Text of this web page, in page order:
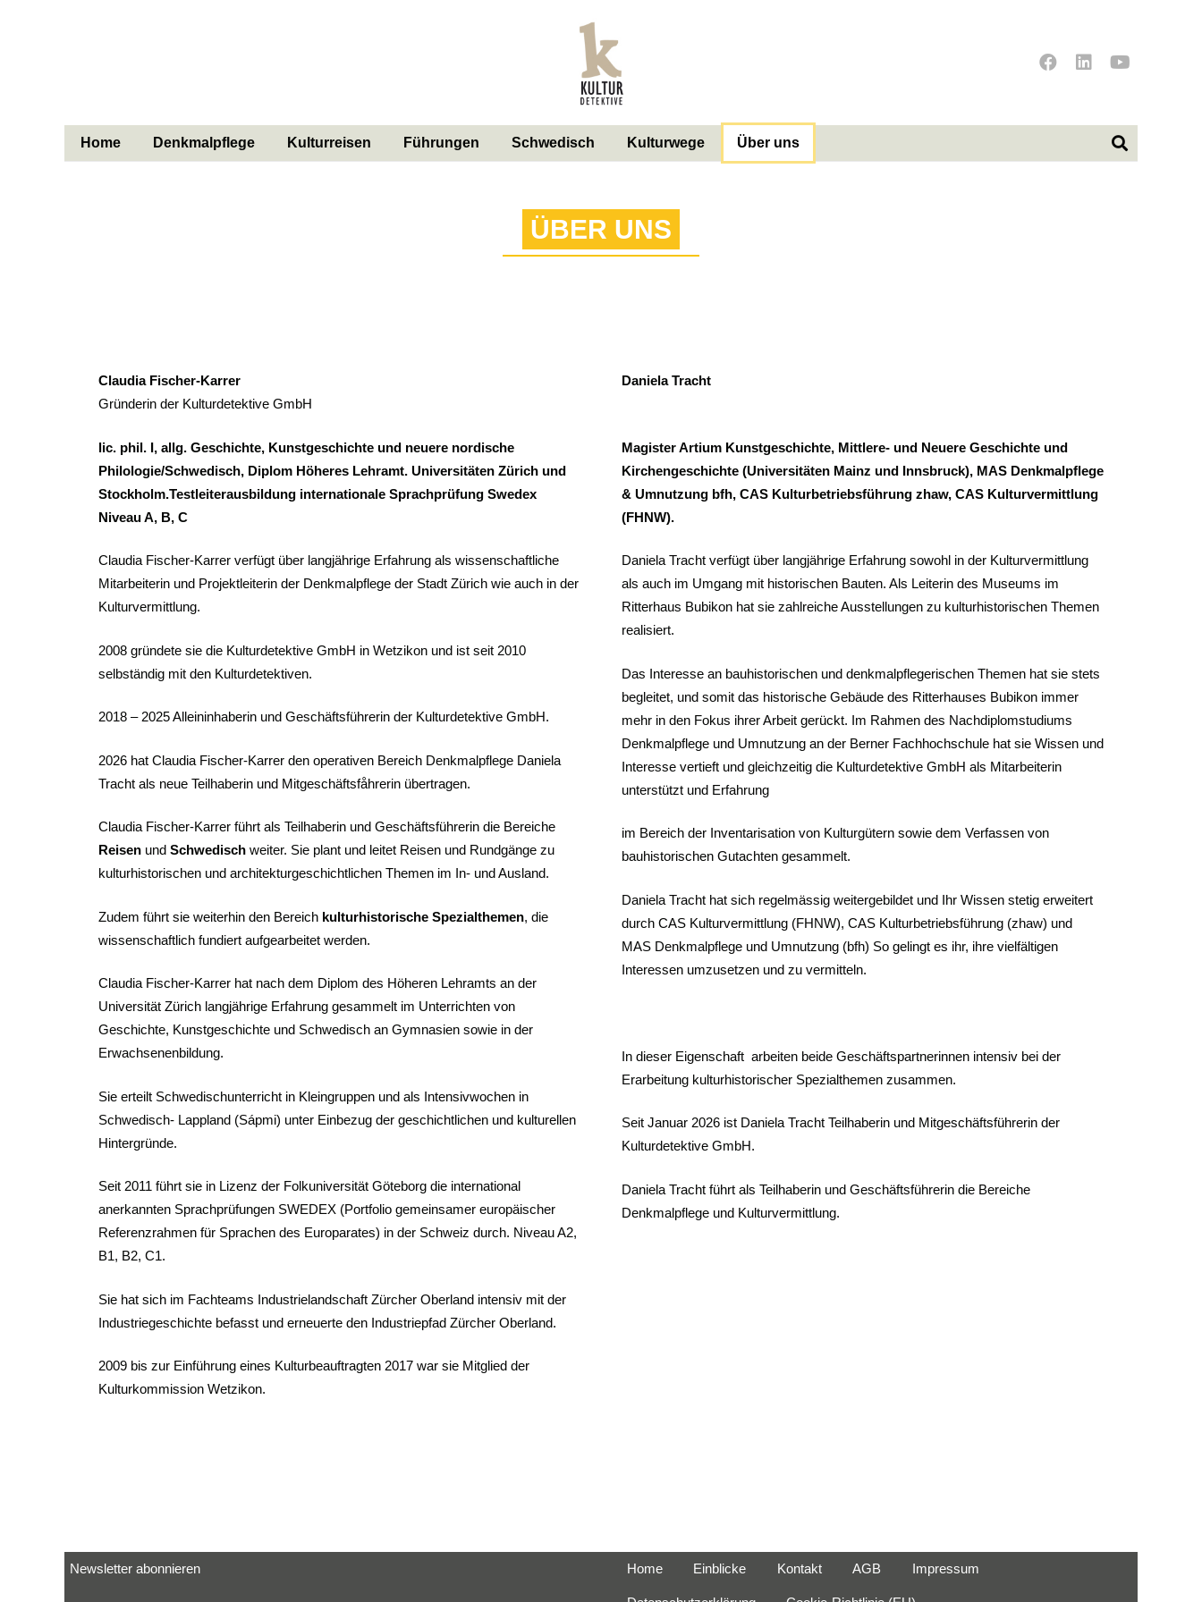
Home Denkmalpflege Kulturreisen Führungen Schwedisch Kulturwege Über uns
ÜBER UNS
Claudia Fischer-Karrer
Gründerin der Kulturdetektive GmbH
lic. phil. I, allg. Geschichte, Kunstgeschichte und neuere nordische
Philologie/Schwedisch, Diplom Höheres Lehramt. Universitäten Zürich und
Stockholm.Testleiterausbildung internationale Sprachprüfung Swedex
Niveau A, B, C
Claudia Fischer-Karrer verfügt über langjährige Erfahrung als wissenschaftliche
Mitarbeiterin und Projektleiterin der Denkmalpflege der Stadt Zürich wie auch in der
Kulturvermittlung.
2008 gründete sie die Kulturdetektive GmbH in Wetzikon und ist seit 2010
selbständig mit den Kulturdetektiven.
2018 – 2025 Alleininhaberin und Geschäftsführerin der Kulturdetektive GmbH.
2026 hat Claudia Fischer-Karrer den operativen Bereich Denkmalpflege Daniela
Tracht als neue Teilhaberin und Mitgeschäftsfåhrerin übertragen.
Claudia Fischer-Karrer führt als Teilhaberin und Geschäftsführerin die Bereiche
Reisenund Schwedischweiter. Sie plant und leitet Reisen und Rundgänge zu
kulturhistorischen und architekturgeschichtlichen Themen im In- und Ausland.
Zudem führt sie weiterhin den Bereich kulturhistorische Spezialthemen, die
wissenschaftlich fundiert aufgearbeitet werden.
Claudia Fischer-Karrer hat nach dem Diplom des Höheren Lehramts an der
Universität Zürich langjährige Erfahrung gesammelt im Unterrichten von
Geschichte, Kunstgeschichte und Schwedisch an Gymnasien sowie in der
Erwachsenenbildung.
Sie erteilt Schwedischunterricht in Kleingruppen und als Intensivwochen in
Schwedisch- Lappland (Sápmi) unter Einbezug der geschichtlichen und kulturellen
Hintergründe.
Seit 2011 führt sie in Lizenz der Folkuniversität Göteborg die international
anerkannten Sprachprüfungen SWEDEX (Portfolio gemeinsamer europäischer
Referenzrahmen für Sprachen des Europarates) in der Schweiz durch. Niveau A2,
B1, B2, C1.
Sie hat sich im Fachteams Industrielandschaft Zürcher Oberland intensiv mit der
Industriegeschichte befasst und erneuerte den Industriepfad Zürcher Oberland.
2009 bis zur Einführung eines Kulturbeauftragten 2017 war sie Mitglied der
Kulturkommission Wetzikon.
Daniela Tracht
Magister Artium Kunstgeschichte, Mittlere- und Neuere Geschichte und
Kirchengeschichte (Universitäten Mainz und Innsbruck), MAS Denkmalpflege
& Umnutzung bfh, CAS Kulturbetriebsführung zhaw, CAS Kulturvermittlung
(FHNW).
Daniela Tracht verfügt über langjährige Erfahrung sowohl in der Kulturvermittlung
als auch im Umgang mit historischen Bauten. Als Leiterin des Museums im
Ritterhaus Bubikon hat sie zahlreiche Ausstellungen zu kulturhistorischen Themen
realisiert.
Das Interesse an bauhistorischen und denkmalpflegerischen Themen hat sie stets
begleitet, und somit das historische Gebäude des Ritterhauses Bubikon immer
mehr in den Fokus ihrer Arbeit gerückt. Im Rahmen des Nachdiplomstudiums
Denkmalpflege und Umnutzung an der Berner Fachhochschule hat sie Wissen und
Interesse vertieft und gleichzeitig die Kulturdetektive GmbH als Mitarbeiterin
unterstützt und Erfahrung
im Bereich der Inventarisation von Kulturgütern sowie dem Verfassen von
bauhistorischen Gutachten gesammelt.
Daniela Tracht hat sich regelmässig weitergebildet und Ihr Wissen stetig erweitert
durch CAS Kulturvermittlung (FHNW), CAS Kulturbetriebsführung (zhaw) und
MAS Denkmalpflege und Umnutzung (bfh) So gelingt es ihr, ihre vielfältigen
Interessen umzusetzen und zu vermitteln.
In dieser Eigenschaft arbeiten beide Geschäftspartnerinnen intensiv bei der
Erarbeitung kulturhistorischer Spezialthemen zusammen.
Seit Januar 2026 ist Daniela Tracht Teilhaberin und Mitgeschäftsführerin der
Kulturdetektive GmbH.
Daniela Tracht führt als Teilhaberin und Geschäftsführerin die Bereiche
Denkmalpflege und Kulturvermittlung.
Newsletter abonnieren Home Einblicke Kontakt AGB Impressum